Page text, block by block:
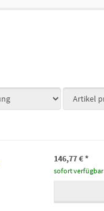
146,77 €*
sofort verfügbar